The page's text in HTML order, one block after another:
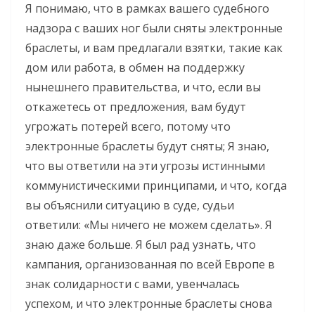
Я понимаю, что в рамках вашего судебного
надзора с ваших ног были сняты электронные
браслеты, и вам предлагали взятки, такие как
дом или работа, в обмен на поддержку
нынешнего правительства, и что, если вы
откажетесь от предложения, вам будут
угрожать потерей всего, потому что
электронные браслеты будут сняты; Я знаю,
что вы ответили на эти угрозы истинными
коммунистическими принципами, и что, когда
вы объяснили ситуацию в суде, судьи
ответили: «Мы ничего не можем сделать». Я
знаю даже больше. Я был рад узнать, что
кампания, организованная по всей Европе в
знак солидарности с вами, увенчалась
успехом, и что электронные браслеты снова